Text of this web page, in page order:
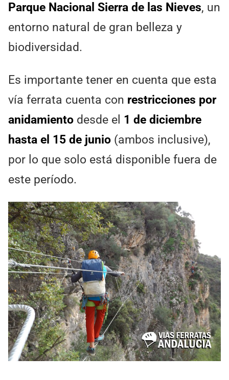
Parque Nacional Sierra de las Nieves, un
entorno natural de gran belleza y
biodiversidad.
Es importante tener en cuenta que esta
vía ferrata cuenta con restricciones por
anidamiento desde el 1 de diciembre
hasta el 15 de junio (ambos inclusive),
por lo que solo está disponible fuera de
este período.